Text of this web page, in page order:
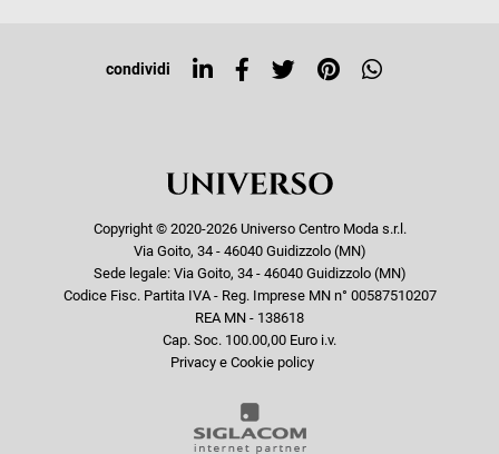
Top ricerche
condividi
Copyright © 2020-2026 Universo Centro Moda s.r.l.
Via Goito, 34 - 46040 Guidizzolo (MN)
Sede legale: Via Goito, 34 - 46040 Guidizzolo (MN)
Codice Fisc. Partita IVA - Reg. Imprese MN n° 00587510207
REA MN - 138618
Cap. Soc. 100.00,00 Euro i.v.
Privacy e Cookie policy